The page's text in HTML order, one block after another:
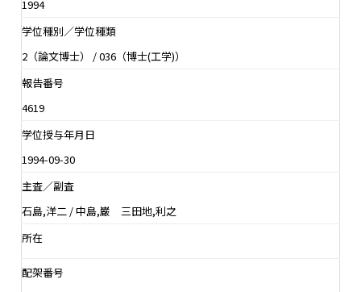
1994
学位種別／学位種類
2（論文博士） / 036（博士(工学)）
報告番号
4619
学位授与年月日
1994-09-30
主査／副査
石島,洋二 / 中島,巌 三田地,利之
所在
配架番号